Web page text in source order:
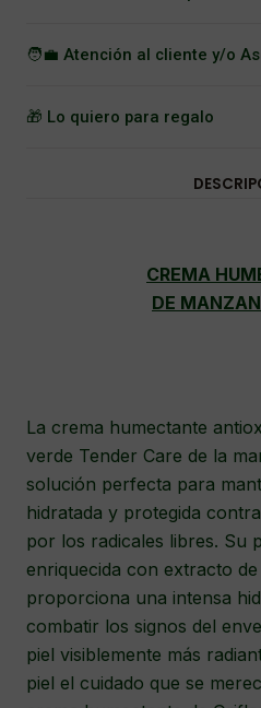
🧑‍💼 Atención al cliente y/o
🎁 Lo quiero para regalo
CREMA
DE
La crema humectante
verde Tender Care de la
solución perfecta para
hidratada y protegida
por los radicales libres. Su
enriquecida con extracto
proporciona una intensa
combatir los signos del
piel visiblemente más
piel el cuidado que se